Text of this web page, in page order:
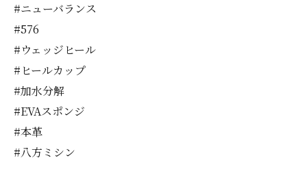
#ニューバランス
#576
#ウェッジヒール
#ヒールカップ
#加水分解
#EVAスポンジ
#本革
#八方ミシン